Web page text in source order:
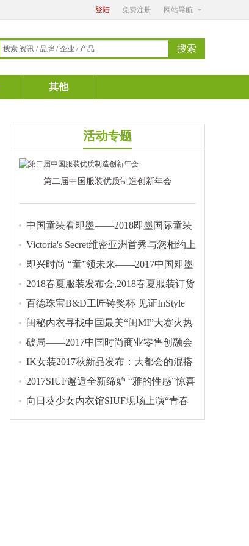
登陆 免费注册 网站导航
搜索 资讯 / 品牌 / 企业 / 产品 搜索
其他
活动专题
第二届中国服装优质制造创新年会
中国童装看即墨——2018即墨国际童装
节
Victoria's Secret维密亚洲首秀与您相约上
海梅赛德斯奔驰文化中心
即兴时尚 “童”领未来——2017中国即墨
童装节璀璨启幕！
2018春夏服装发布会,2018春夏服装订货
会大全
百德珠宝B&D工匠铸奖杯 见证InStyle
iLady Icon Awards年度偶像盛典
闺秘内衣寻找中国最美“闺MI”大赛火热
启动！
破局——2017中国时尚商业零售创融会
IK女装2017秋新品发布：大都会的混搭
实验
2017SIUF邂逅全新缔妒 “雅的性感”惊喜
回归
向日葵少女内衣馆SIUF现场上演“青春
的盛宴”！